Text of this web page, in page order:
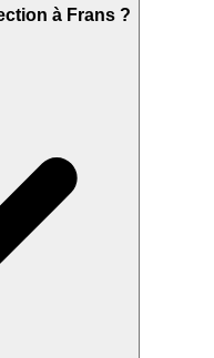
à Frans ?